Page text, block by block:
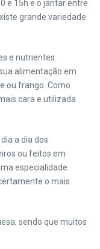
e 15h e o jantar entre
grande variedade
e nutrientes.
alimentação em
ou frango. Como
cara e utilizada
a dia dos
ou feitos em
especialidade
o mais
sendo que muitos